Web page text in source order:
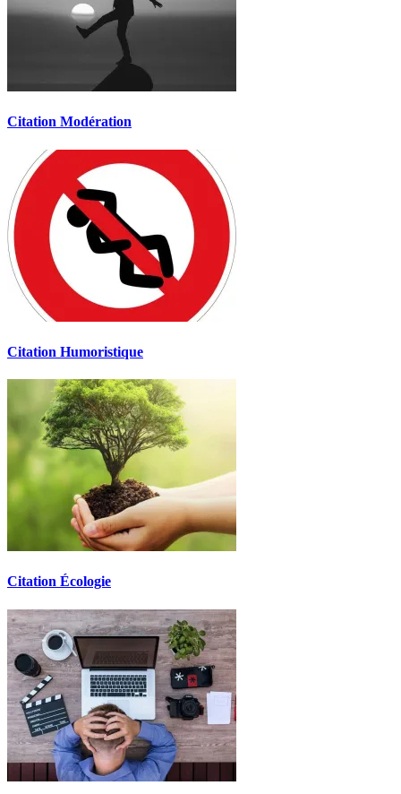
Citation Modération
Citation Humoristique
Citation Écologie